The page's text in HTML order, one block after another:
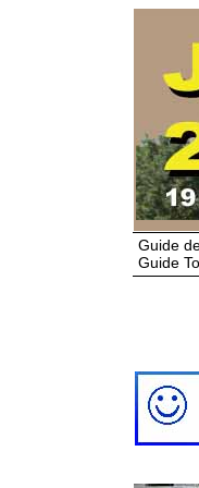
Guide
Guide